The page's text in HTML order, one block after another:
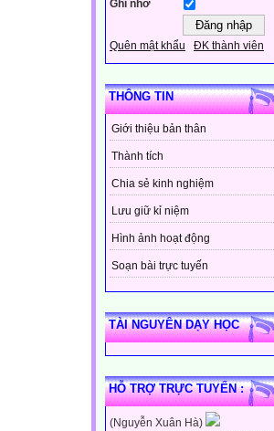
Ghi nhớ
Quên mật khẩu ĐK thành viên
THÔNG TIN
Giới thiệu bản thân
Thành tích
Chia sẻ kinh nghiệm
Lưu giữ kỉ niệm
Hình ảnh hoạt động
Soạn bài trực tuyến
TÀI NGUYÊN DẠY HỌC
HỖ TRỢ TRỰC TUYẾN :
(Nguyễn Xuân Hà)